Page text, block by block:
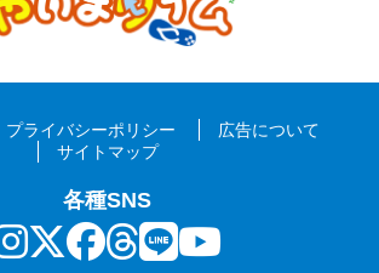
プライバシーポリシー
広告について
サイトマップ
各種SNS